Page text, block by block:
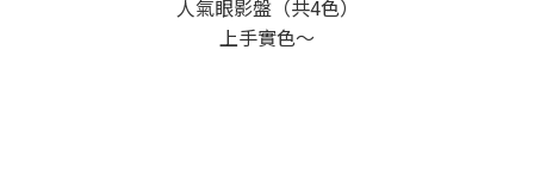
人氣眼影盤（共4色）
上手實色～